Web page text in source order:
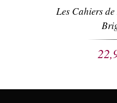
Les Cahiers